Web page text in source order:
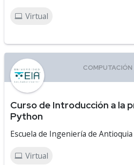
Virtual
Curso de Introducción a la
Python
Escuela de Ingeniería de Antioquia
Virtual